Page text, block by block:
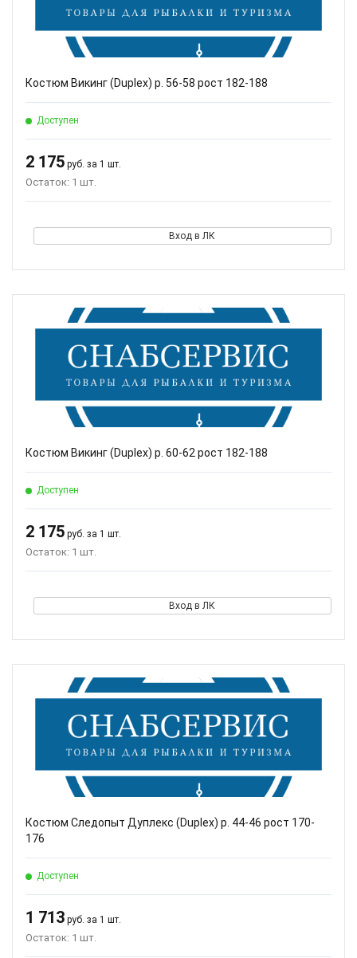
Костюм Викинг (Duplex) р. 56-58 рост 182-188
Доступен
2 175 руб. за 1 шт.
Остаток: 1 шт.
Вход в ЛК
Костюм Викинг (Duplex) р. 60-62 рост 182-188
Доступен
2 175 руб. за 1 шт.
Остаток: 1 шт.
Вход в ЛК
Костюм Следопыт Дуплекс (Duplex) р. 44-46 рост 170-
176
Доступен
1 713 руб. за 1 шт.
Остаток: 1 шт.